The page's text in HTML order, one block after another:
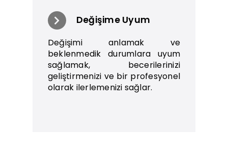
Değişime Uyum
Değişimi anlamak ve
beklenmedik durumlara uyum
sağlamak, becerilerinizi
geliştirmenizi ve bir profesyonel
olarak ilerlemenizi sağlar.